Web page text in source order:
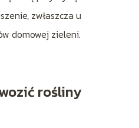
zwłaszcza u
domowej zieleni.
rośliny